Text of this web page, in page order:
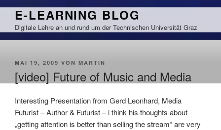
Zum
springen
E-LEARNING BLOG
Digitale Lehre an und rund um der Technischen Universität Graz
VERÖFFENTLICHT
MAI 19, 2009 VON MARTIN
[video] Future of Music and Media
Interesting Presentation from Gerd Leonhard, Media
Futurist – Author & Futurist – i think his thoughts about
„getting attention is better than selling the stream“ are very